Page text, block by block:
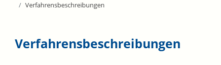
Verfahrensbeschreibungen
Verfahrensbeschreibungen